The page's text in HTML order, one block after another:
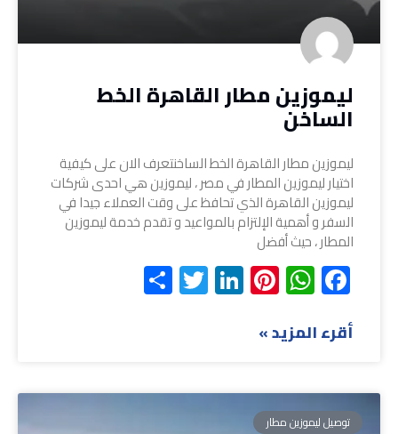
ليموزين مطار القاهرة الخط
الساخن
ليموزين مطار القاهرة الخط الساخنتعرف الان على كيفية
اختيار ليموزين المطار في مصر ، ليموزين هي احدى شركات
ليموزين القاهرة الذي تحافظ على وقت العملاء جيدا في
السفر و أهمية الإلتزام بالمواعيد و تقدم خدمة ليموزين
المطار ، حيث أفضل
Facebook
WhatsApp
Pinterest
LinkedIn
Twitter
أقرء المزيد »
توصيل ليموزين مطار